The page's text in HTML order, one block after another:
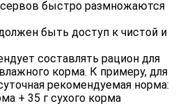
быстро размножаются
быть доступ к чистой и
составлять рацион для
корма. К примеру, для
рекомендуемая норма:
+ 35 г сухого корма